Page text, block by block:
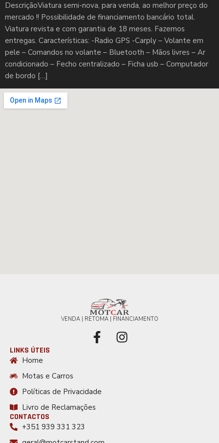
DescriçãoViatura semi-nova, para venda, ao melhor preço do
mercado !! Possibilidade de financiamento bancário total.
Viatura revista e com garantia de 18 meses. Fazemos
entregas. Características: -Radio GPS -Carply – Volante em
pele – Comandos no volante – Bluetooth – Mãos livres – Ar
condicionado – Fecho centralizado – Ficha usb – Computador
de bordo […]
VENDA | RETOMA | FINANCIAMENTO
LINKS ÚTEIS
Home
Motas e Carros
Políticas de Privacidade
Livro de Reclamações
CONTACTOS
+351 939 331 323